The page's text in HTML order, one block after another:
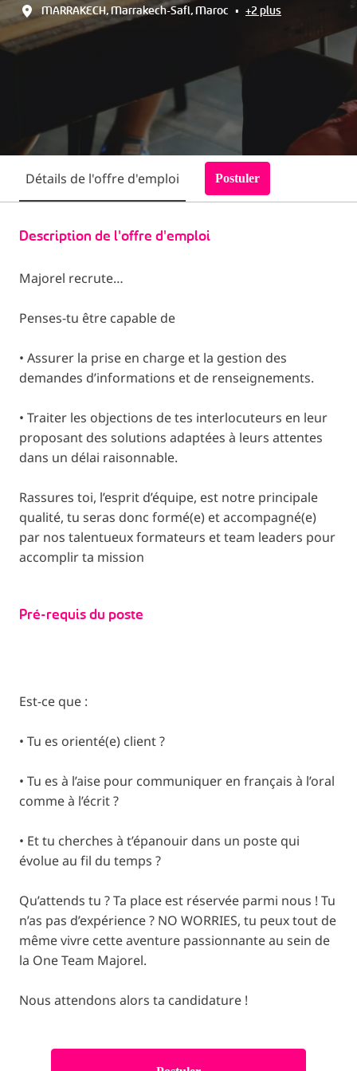
MARRAKECH,Marrakech-Safi,Maroc • +2 plus
Détails de l'offre d'emploi Postuler
Description de l'offre d'emploi
Majorel recrute…
Penses-tu être capable de
• Assurer la prise en charge et la gestion des
demandes d’informations et de renseignements.
• Traiter les objections de tes interlocuteurs en leur
proposant des solutions adaptées à leurs attentes
dans un délai raisonnable.
Rassures toi, l’esprit d’équipe, est notre principale
qualité, tu seras donc formé(e) et accompagné(e)
par nos talentueux formateurs et team leaders pour
accomplir ta mission
Pré-requis du poste
Est-ce que :
• Tu es orienté(e) client ?
• Tu es à l’aise pour communiquer en français à l’oral
comme à l’écrit ?
• Et tu cherches à t’épanouir dans un poste qui
évolue au fil du temps ?
Qu’attends tu ? Ta place est réservée parmi nous ! Tu
n’as pas d’expérience ? NO WORRIES, tu peux tout de
même vivre cette aventure passionnante au sein de
la One Team Majorel.
Nous attendons alors ta candidature !